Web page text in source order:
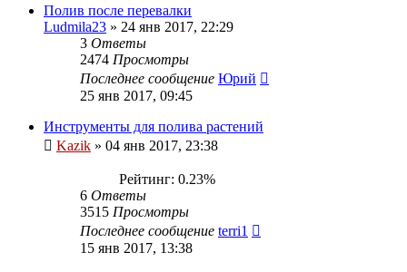
Полив после перевалки
Ludmila23 » 24 янв 2017, 22:29
3 Ответы
2474 Просмотры
Последнее сообщение Юрий
25 янв 2017, 09:45
Инструменты для полива растений
Kazik » 04 янв 2017, 23:38
Рейтинг: 0.23%
6 Ответы
3515 Просмотры
Последнее сообщение terri1
15 янв 2017, 13:38